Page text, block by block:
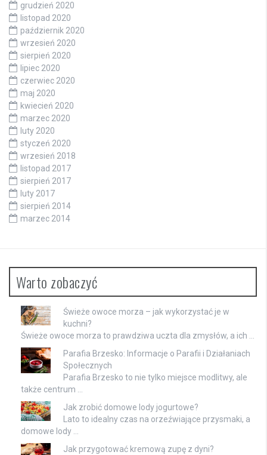
grudzień 2020
listopad 2020
październik 2020
wrzesień 2020
sierpień 2020
lipiec 2020
czerwiec 2020
maj 2020
kwiecień 2020
marzec 2020
luty 2020
styczeń 2020
wrzesień 2018
listopad 2017
sierpień 2017
luty 2017
sierpień 2014
marzec 2014
Warto zobaczyć
Świeże owoce morza – jak wykorzystać je w
kuchni?
Świeże owoce morza to prawdziwa uczta dla zmysłów, a ich …
Parafia Brzesko: Informacje o Parafii i Działaniach
Społecznych
Parafia Brzesko to nie tylko miejsce modlitwy, ale
także centrum …
Jak zrobić domowe lody jogurtowe?
Lato to idealny czas na orzeźwiające przysmaki, a
domowe lody …
Jak przygotować kremową zupę z dyni?